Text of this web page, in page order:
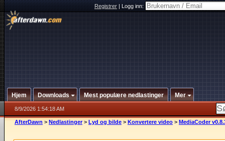
Registrer|Logg inn:
Hjem Downloads Mest populære nedlastinger Mer
8/9/2026 1:54:18 AM
AfterDawn > Nedlastinger > Lyd og bilde > Konvertere video > MediaCoder